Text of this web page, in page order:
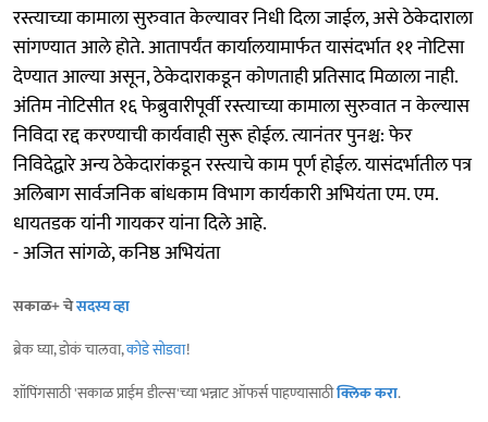
रस्त्याच्या कामाला सुरुवात केल्यावर निधी दिला जाईल, असे ठेकेदाराला
सांगण्यात आले होते. आतापर्यंत कार्यालयामार्फत यासंदर्भात ११ नोटिसा
देण्यात आल्या असून, ठेकेदाराकडून कोणताही प्रतिसाद मिळाला नाही.
अंतिम नोटिसीत १६ फेब्रुवारीपूर्वी रस्त्याच्या कामाला सुरुवात न केल्यास
निविदा रद्द करण्याची कार्यवाही सुरू होईल. त्यानंतर पुनश्च: फेर
निविदेद्वारे अन्य ठेकेदारांकडून रस्त्याचे काम पूर्ण होईल. यासंदर्भातील पत्र
अलिबाग सार्वजनिक बांधकाम विभाग कार्यकारी अभियंता एम. एम.
धायतडक यांनी गायकर यांना दिले आहे.
- अजित सांगळे, कनिष्ठ अभियंता
सकाळ+ चेसदस्य व्हा
ब्रेक घ्या, डोकं चालवा,कोडे सोडवा!
शॉपिंगसाठी 'सकाळ प्राईम डील्स'च्या भन्नाट ऑफर्स पाहण्यासाठीक्लिक करा.